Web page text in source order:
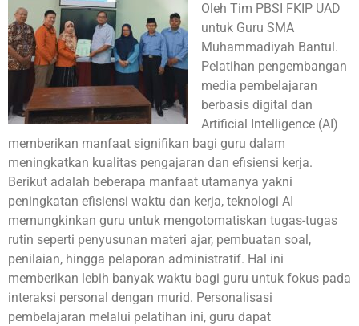
Oleh Tim PBSI FKIP UAD
untuk Guru SMA
Muhammadiyah Bantul.
Pelatihan pengembangan
media pembelajaran
berbasis digital dan
Artificial Intelligence (AI)
memberikan manfaat signifikan bagi guru dalam
meningkatkan kualitas pengajaran dan efisiensi kerja.
Berikut adalah beberapa manfaat utamanya yakni
peningkatan efisiensi waktu dan kerja, teknologi AI
memungkinkan guru untuk mengotomatiskan tugas-tugas
rutin seperti penyusunan materi ajar, pembuatan soal,
penilaian, hingga pelaporan administratif. Hal ini
memberikan lebih banyak waktu bagi guru untuk fokus pada
interaksi personal dengan murid. Personalisasi
pembelajaran melalui pelatihan ini, guru dapat